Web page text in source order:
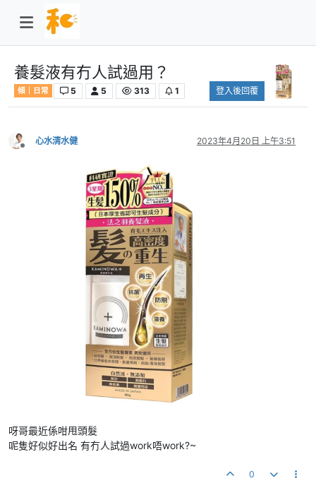
養髮液有冇人試過用？
傾｜日常 5 5 313 1 登入後回覆
離線
心水清水健 2023年4月20日 上午3:51
呀哥最近係咁甩頭髮
呢隻好似好出名 有冇人試過work唔work?~
0